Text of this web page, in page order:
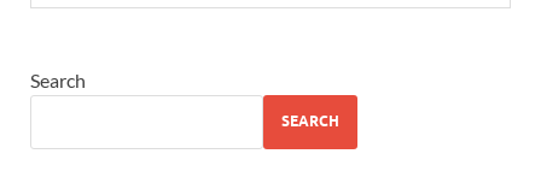
Search
SEARCH